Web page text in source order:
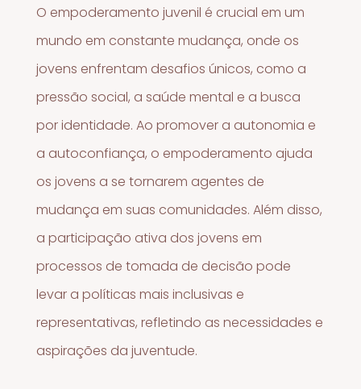
O empoderamento juvenil é crucial em um
mundo em constante mudança, onde os
jovens enfrentam desafios únicos, como a
pressão social, a saúde mental e a busca
por identidade. Ao promover a autonomia e
a autoconfiança, o empoderamento ajuda
os jovens a se tornarem agentes de
mudança em suas comunidades. Além disso,
a participação ativa dos jovens em
processos de tomada de decisão pode
levar a políticas mais inclusivas e
representativas, refletindo as necessidades e
aspirações da juventude.